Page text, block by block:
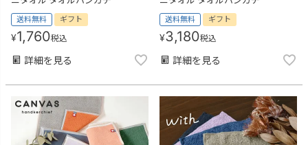
送料無料 ギフト
¥1,760税込
詳細を見る
送料無料 ギフト
¥3,180税込
詳細を見る